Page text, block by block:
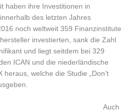
haben ihre Investitionen in
des letzten Jahres
noch weltweit 359 Finanzinstitute
investierten, sank die Zahl
und liegt seitdem bei 329
ICAN und die niederländische
heraus, welche die Studie „Don’t
Auch